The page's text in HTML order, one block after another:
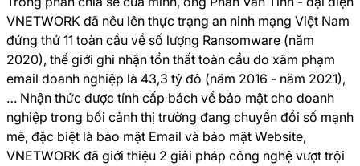
VNETWORK đã nêu lên thực trạng an ninh mạng Việt Nam
đứng thứ 11 toàn cầu về số lượng Ransomware (năm
2020), thế giới ghi nhận tổn thất toàn cầu do xâm phạm
email doanh nghiệp là 43,3 tỷ đô (năm 2016 - năm 2021),
… Nhận thức được tính cấp bách về bảo mật cho doanh
nghiệp trong bối cảnh thị trường đang chuyển đổi số mạnh
mẽ, đặc biệt là bảo mật Email và bảo mật Website,
VNETWORK đã giới thiệu 2 giải pháp công nghệ vượt trội